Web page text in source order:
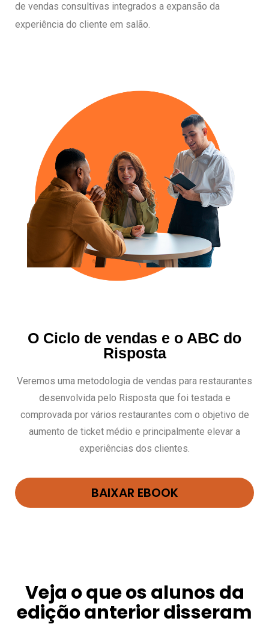
de vendas consultivas integrados a expansão da
experiência do cliente em salão.
O Ciclo de vendas e o ABC do
Risposta
Veremos uma metodologia de vendas para restaurantes
desenvolvida pelo Risposta que foi testada e
comprovada por vários restaurantes com o objetivo de
aumento de ticket médio e principalmente elevar a
experiências dos clientes.
BAIXAR EBOOK
Veja o que os alunos da
edição anterior disseram